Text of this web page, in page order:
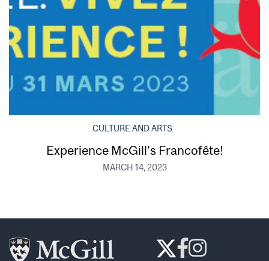
CULTURE AND ARTS
Experience McGill’s Francofête!
MARCH 14, 2023